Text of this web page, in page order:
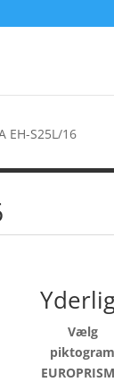
EH-S25L/16
Vælg
piktogram